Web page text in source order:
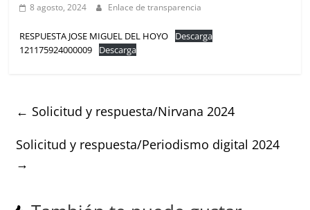
8 agosto, 2024 Enlace de transparencia
RESPUESTA JOSE MIGUEL DEL HOYO
Descarga
121175924000009
Descarga
← Solicitud y respuesta/Nirvana 2024
Solicitud y respuesta/Periodismo digital 2024
→